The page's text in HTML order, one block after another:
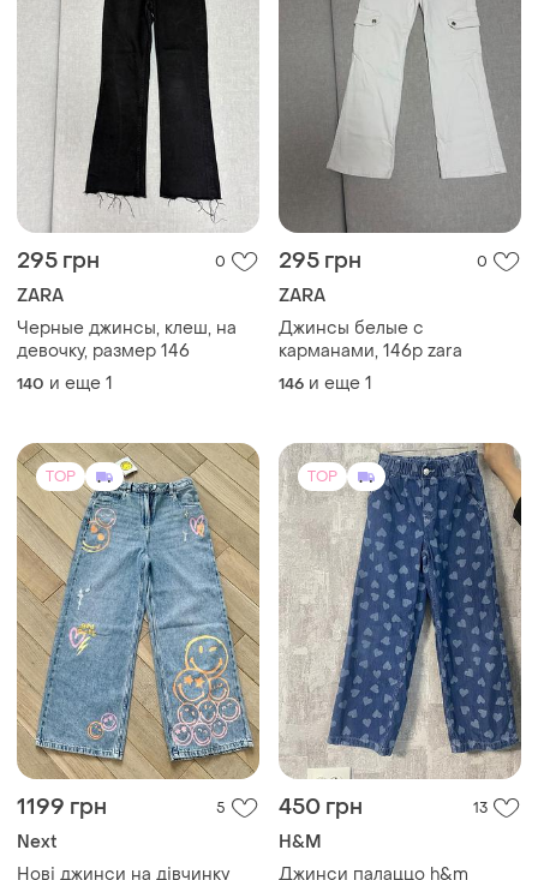
295 грн 0
ZARA
Черные джинсы, клеш, на
девочку, размер 146
140 и еще 1
295 грн 0
ZARA
Джинсы белые с
карманами, 146р zara
146 и еще 1
TOP
1199 грн 5
Next
Нові джинси на дівчинку
TOP
450 грн 13
H&M
Джинси палаццо h&m